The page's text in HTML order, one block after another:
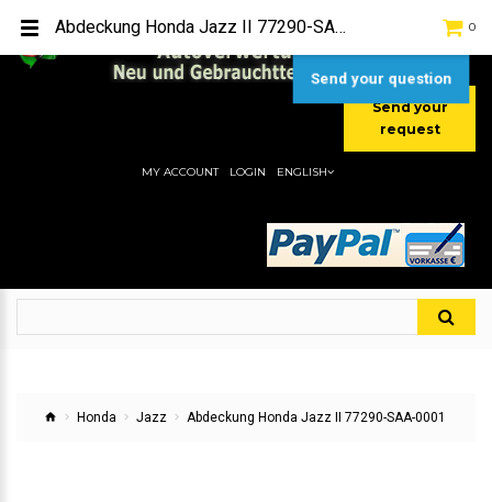
[+49] (0) 2232-5205
[+49] (0) 177 / 4080033
Send your
request
0
MY ACCOUNT LOGIN ENGLISH
Honda Jazz Abdeckung Honda Jazz II 77290-SAA-0001
Abdeckung Honda Jazz II 77290-SAA-0001
Send your question